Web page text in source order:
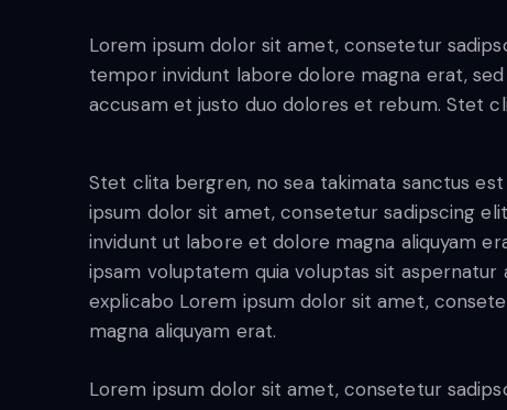
Lorem ipsum dolor sit amet, consetetur
tempor invidunt labore dolore magna erat,
accusam et justo duo dolores et rebum. Stet
Stet clita bergren, no sea takimata sanctus
ipsum dolor sit amet, consetetur sadipscing
invidunt ut labore et dolore magna aliquyam
ipsam voluptatem quia voluptas sit aspernatur
explicabo Lorem ipsum dolor sit amet,
magna aliquyam erat.
Lorem ipsum dolor sit amet, consetetur